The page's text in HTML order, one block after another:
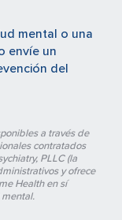
mental o una
envíe un
del
a través de
contratados
PLLC (la
y ofrece
Health en sí